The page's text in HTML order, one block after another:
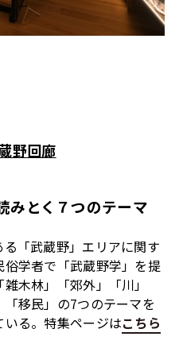
野回廊
みとく７つのテーマ
「武蔵野」エリアに関す
学者で「武蔵野学」を提
木林」「郊外」「川」
「移民」の7つのテーマを
る。特集ページはこちら